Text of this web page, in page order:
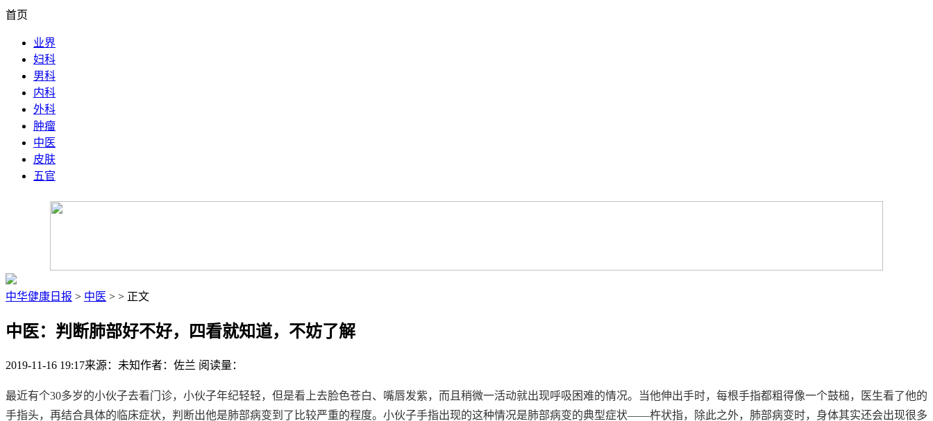
首页
业界
妇科
男科
内科
外科
肿瘤
中医
皮肤
五官
中华健康日报 > 中医 > > 正文
中医：判断肺部好不好，四看就知道，不妨了解
2019-11-16 19:17来源：未知作者：佐兰 阅读量：
最近有个30多岁的小伙子去看门诊，小伙子年纪轻轻，但是看上去脸色苍白、嘴唇发紫，而且稍微一活动就出现呼吸困难的情况。当他伸出手时，每根手指都粗得像一个鼓槌，医生看了他的
手指头，再结合具体的临床症状，判断出他是肺部病变到了比较严重的程度。小伙子手指出现的这种情况是肺部病变的典型症状——杵状指，除此之外，肺部病变时，身体其实还会出现很多